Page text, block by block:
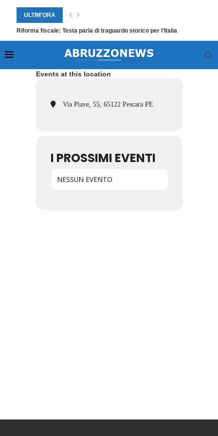
ULTIM'ORA
Riforma fiscale: Testa parla di traguardo storico per l’Italia
Events at this location
Via Piave, 55, 65122 Pescara PE
I PROSSIMI EVENTI
NESSUN EVENTO